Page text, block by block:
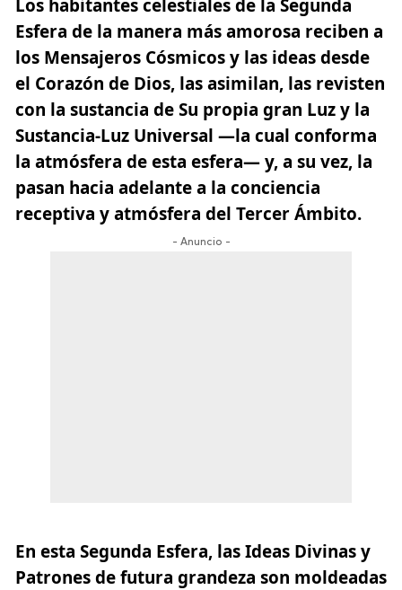
Los habitantes celestiales de la Segunda
Esfera de la manera más amorosa reciben a
los Mensajeros Cósmicos y las ideas desde
el Corazón de Dios, las asimilan, las revisten
con la sustancia de Su propia gran Luz y la
Sustancia-Luz Universal —la cual conforma
la atmósfera de esta esfera— y, a su vez, la
pasan hacia adelante a la conciencia
receptiva y atmósfera del Tercer Ámbito.
- Anuncio -
En esta Segunda Esfera, las Ideas Divinas y
Patrones de futura grandeza son moldeadas